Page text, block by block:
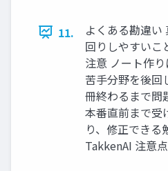
11.
よくある勘違い
回りしやすいこ
注意 ノート作
苦手分野を後回
冊終わるまで問
本番直前まで受
り、修正できる
TakkenAI 注意